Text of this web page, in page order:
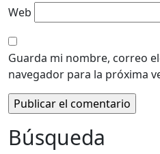
Web
Guarda mi nombre, correo
navegador para la próxima
Búsqueda